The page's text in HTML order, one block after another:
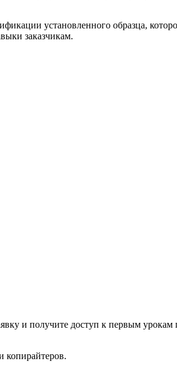
установленного образца,
заказчикам.
и получите доступ к первым
копирайтеров.